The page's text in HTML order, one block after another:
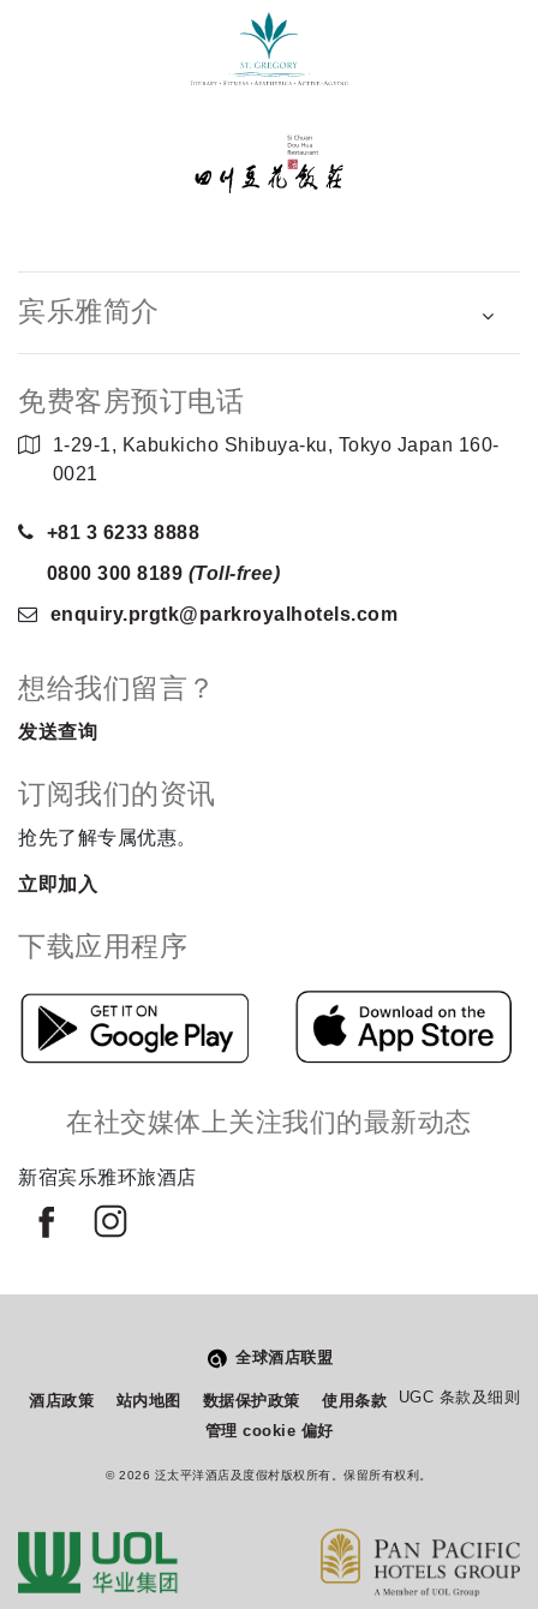
宾乐雅简介
免费客房预订电话
1-29-1, Kabukicho Shibuya-ku, Tokyo Japan 160-
0021
+81 3 6233 8888
0800 300 8189 (Toll-free)
enquiry.prgtk@parkroyalhotels.com
想给我们留言？
发送查询
订阅我们的资讯
抢先了解专属优惠。
立即加入
下载应用程序
在社交媒体上关注我们的最新动态
新宿宾乐雅环旅酒店
全球酒店联盟
酒店政策 站内地图 数据保护政策 使用条款
UGC 条款及细则
管理 cookie 偏好
© 2026 泛太平洋酒店及度假村版权所有。保留所有权利。
このサイトでの経験をどのように評価しますか？
Select
1
being
とても満足